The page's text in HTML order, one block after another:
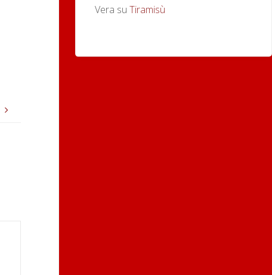
Vera su Tiramisù